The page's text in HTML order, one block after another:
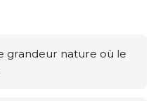
grandeur nature où le